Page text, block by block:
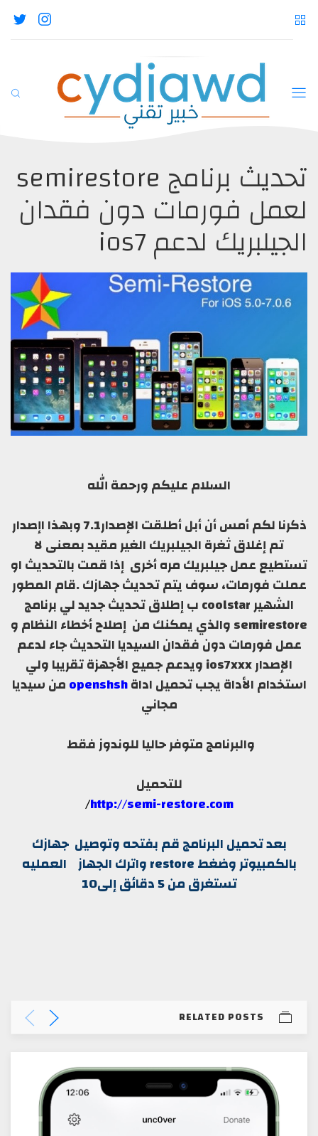
تحديث برنامج semirestore
لعمل فورمات دون فقدان
الجيلبريك لدعم ios7
السلام عليكم ورحمة الله
ذكرنا لكم أمس أن أبل أطلقت الإصدار7.1 وبهذا اإصدار
تم إغلاق ثغرة الجيلبريك الغير مقيد بمعنى لا
تستطيع عمل جيلبريك مره أخرى إذا قمت بالتحديث او
عملت فورمات، سوف يتم تحديث جهازك .قام المطور
الشهير coolstar ب إطلاق تحديث جديد لي برنامج
semirestore والذي يمكنك من إصلاح أخطاء النظام و
عمل فورمات دون فقدان السيديا التحديث جاء لدعم
الإصدار ios7xxx ويدعم جميع الأجهزة تقريبا ولي
استخدام الأداة يجب تحميل اداةopenshshمن سيديا
مجاني
والبرنامج متوفر حاليا للوندوز فقط
للتحميل
http://semi-restore.com
/
بعد تحميل البرنامج قم بفتحه وتوصيل جهازك
بالكمبيوتر وضغط restore واترك الجهاز العمليه
تستغرق من 5 دقائق إلى10
RELATED POSTS